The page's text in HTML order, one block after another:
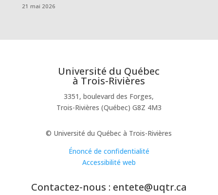
21 mai 2026
Université du Québec
à Trois-Rivières
3351, boulevard des Forges,
Trois-Rivières (Québec) G8Z 4M3
© Université du Québec à Trois-Rivières
Énoncé de confidentialité
Accessibilité web
Contactez-nous : entete@uqtr.ca